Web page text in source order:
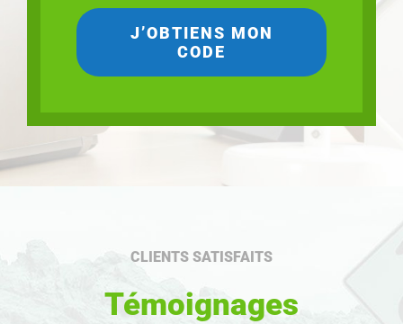
J’OBTIENS MON
CODE
CLIENTS SATISFAITS
Témoignages